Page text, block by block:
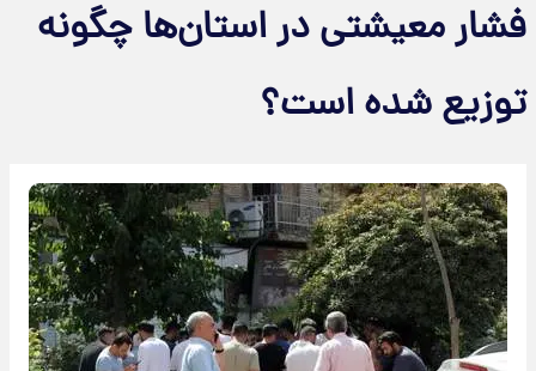
فشار معیشتی در استان‌ها چگونه
توزیع شده است؟